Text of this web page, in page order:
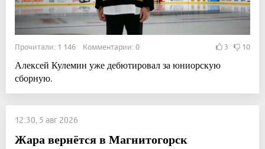
Прочитали: 1 146 Комментарии: 0 3 10
Алексей Кулемин уже дебютировал за юниорскую
сборную.
12:30, 5 авг 2026
Жара вернётся в Магнитогорск